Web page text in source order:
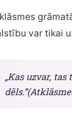
var tikai
„Kas uzvar,